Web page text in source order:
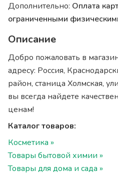
Дополнительно: Оплата
ограниченными
Описание
Добро пожаловать в
адресу: Россия,
район, станица Холмская,
вы всегда найдете
ценам!
Каталог товаров:
Косметика »
Товары бытовой химии »
Товары для дома и сада »